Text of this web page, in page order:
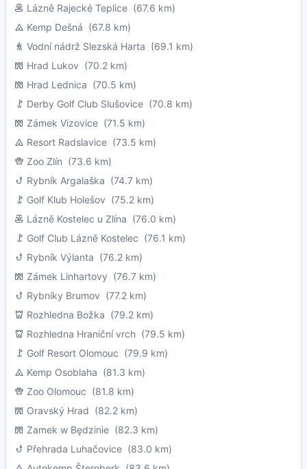
Lázně Rajecké Teplice (67.6 km)
Kemp Dešná (67.8 km)
Vodní nádrž Slezská Harta (69.1 km)
Hrad Lukov (70.2 km)
Hrad Lednica (70.5 km)
Derby Golf Club Slušovice (70.8 km)
Zámek Vizovice (71.5 km)
Resort Radslavice (73.5 km)
Zoo Zlín (73.6 km)
Rybník Argalaška (74.7 km)
Golf Klub Holešov (75.2 km)
Lázně Kostelec u Zlína (76.0 km)
Golf Club Lázně Kostelec (76.1 km)
Rybník Výlanta (76.2 km)
Zámek Linhartovy (76.7 km)
Rybníky Brumov (77.2 km)
Rozhledna Božka (79.2 km)
Rozhledna Hraniční vrch (79.5 km)
Golf Resort Olomouc (79.9 km)
Kemp Osoblaha (81.3 km)
Zoo Olomouc (81.8 km)
Oravský Hrad (82.2 km)
Zamek w Będzinie (82.3 km)
Přehrada Luhačovice (83.0 km)